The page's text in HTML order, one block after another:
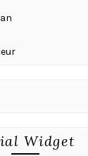
Widget